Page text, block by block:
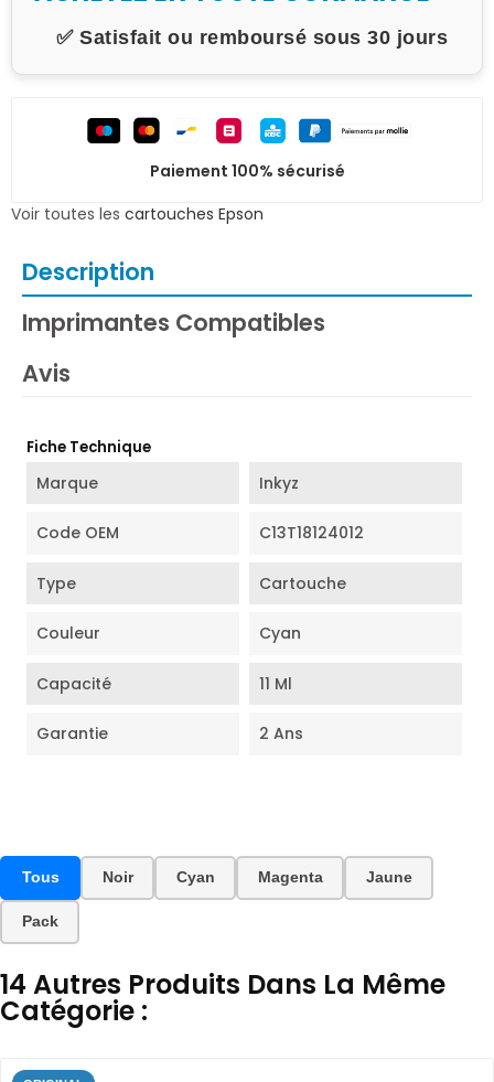
✅ Satisfait ou remboursé sous 30 jours
Paiement 100% sécurisé
Voir toutes les cartouches Epson
Description
Imprimantes Compatibles
Avis
Fiche Technique
Marque Inkyz
Code OEM C13T18124012
Type Cartouche
Couleur Cyan
Capacité 11 Ml
Garantie 2 Ans
Tous Noir Cyan Magenta Jaune
Pack
14 Autres Produits Dans La Même
Catégorie :